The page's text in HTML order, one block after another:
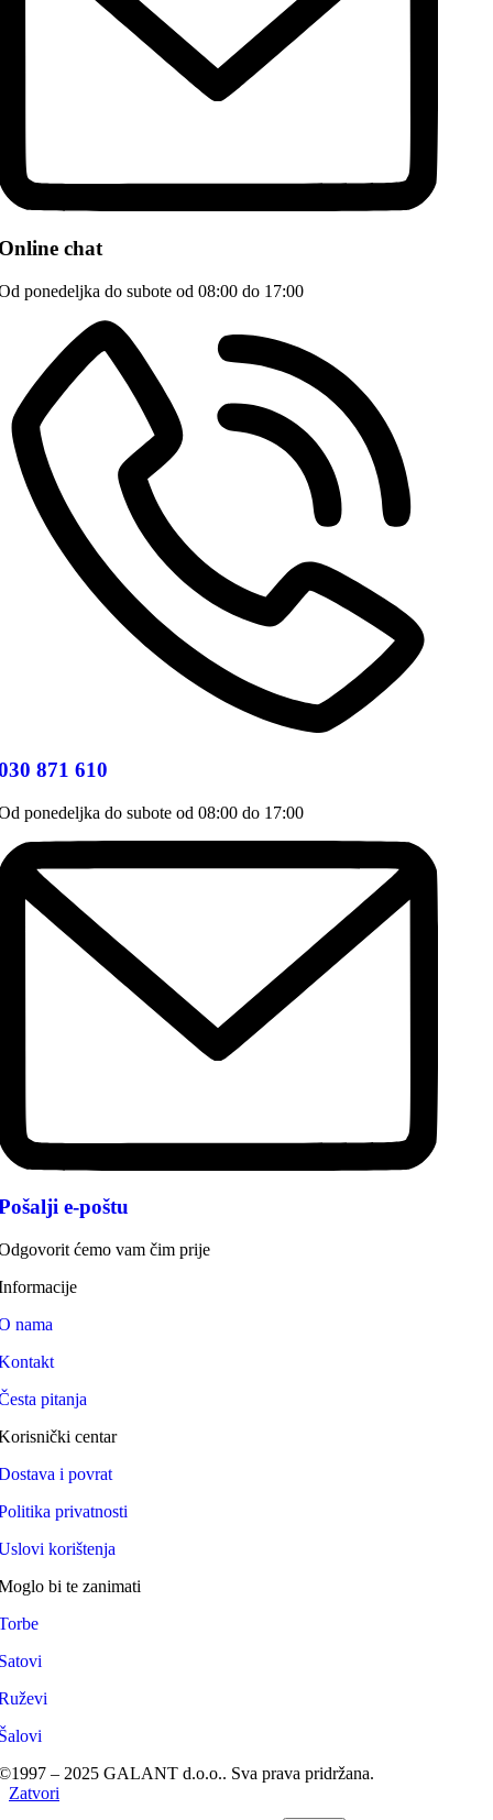
chat
ponedeljka do subote od 08:00 do 17:00
871 610
ponedeljka do subote od 08:00 do 17:00
e-poštu
ćemo vam čim prije
nama
pitanja
centar
i povrat
privatnosti
korištenja
bi te zanimati
– 2025 GALANT d.o.o.. Sva prava pridržana.
Zatvori